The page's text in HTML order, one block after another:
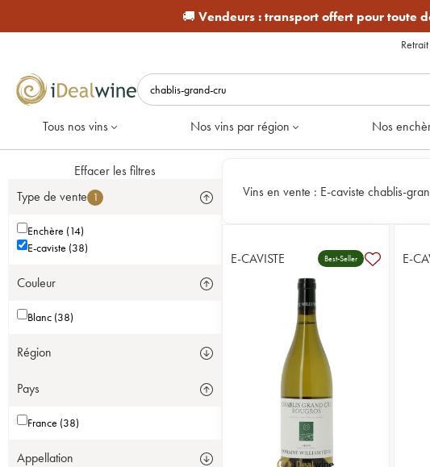
🚚 Vendeurs :transport offert pour toute
Tous nos vins Nos vins par région Nos
Effacer les filtres
Type de vente 1
Enchère (14)
E-caviste (38)
Couleur
Blanc (38)
Région
Pays
France (38)
Appellation
Vins en vente : E-caviste chablis-
E-CAVISTE Best-Seller E-